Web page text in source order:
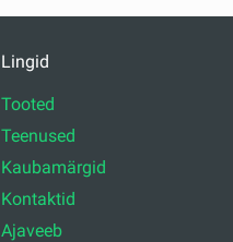
Lingid
Tooted
Teenused
Kaubamärgid
Kontaktid
Ajaveeb